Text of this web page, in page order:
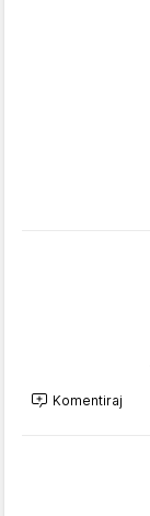
Komentiraj